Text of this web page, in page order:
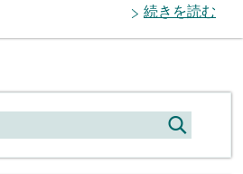
続きを読む